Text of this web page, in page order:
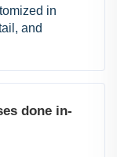
in
and
done in-